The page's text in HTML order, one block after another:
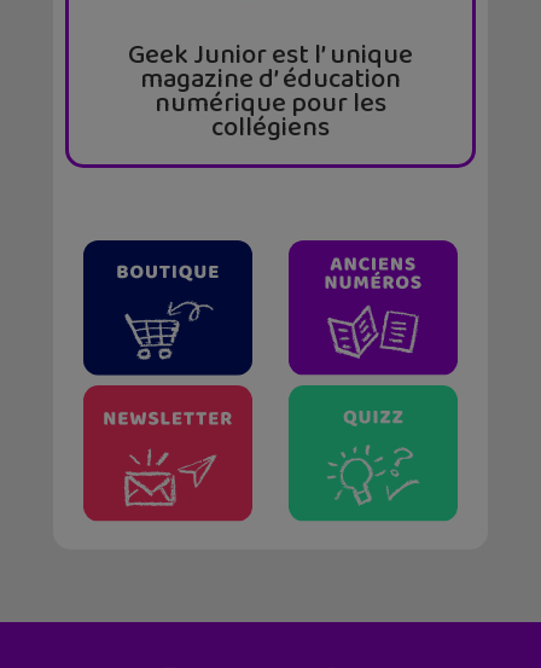
Geek Junior est l’ unique
magazine d’ éducation
numérique pour les
collégiens